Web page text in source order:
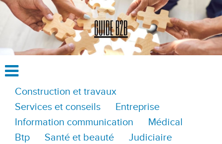
Construction et travaux
Services et conseils
Entreprise
Information communication
Médical
Btp
Santé et beauté
Judiciaire